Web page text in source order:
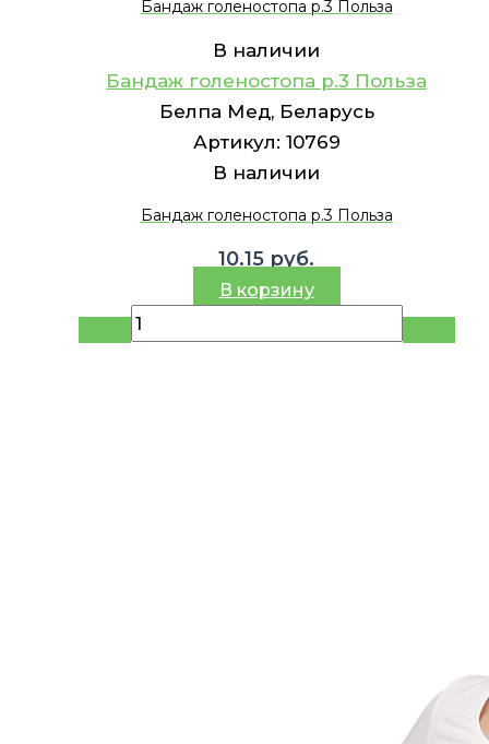
Бандаж голеностопа р.3 Польза
В наличии
Бандаж голеностопа р.3 Польза
Белпа Мед, Беларусь
Артикул: 10769
В наличии
Бандаж голеностопа р.3 Польза
10.15 руб.
В корзину